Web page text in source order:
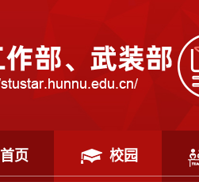
首页 校园